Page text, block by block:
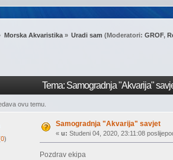
Morska Akvaristika» Uradi sam (Moderatori:GROF,
Tema: Samogradnja "Akvarija"
ovu temu.
0)
Samogradnja "Akvarija" savjet
«u: Studeni 04, 2020, 23:11:08
Pozdrav ekipa